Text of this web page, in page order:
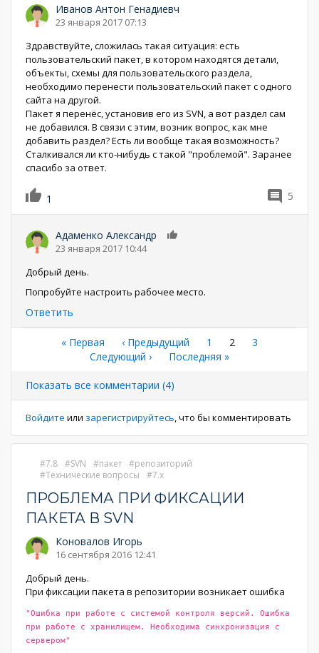
Иванов Антон Генадиевч
23 января 2017 07:13
Здравствуйте, сложилась такая ситуация: есть
пользовательский пакет, в котором находятся детали,
объекты, схемы для пользовательского раздела,
необходимо перенести пользовательский пакет с одного
сайта на другой.
Пакет я перенёс, установив его из SVN, а вот раздел сам
не добавился. В связи с этим, возник вопрос, как мне
добавить раздел? Есть ли вообще такая возможность?
Сталкивался ли кто-нибудь с такой "проблемой". Заранее
спасибо за ответ.
1 5
Адаменко Александр
23 января 2017 10:44
Добрый день.
Попробуйте настроить рабочее место.
Ответить
Нумерация
страниц
Первая
страница
« Первая ←
‹ Предыдущий Страница
1
Текущая
2 Страница
3
Следующая
Следующий ›
Последняя
Последняя »
Показать все комментарии (4)
Войдите или зарегистрируйтесь, что бы комментировать
7.8 SVN пакет
репозиторий
Технические вопросы
7.x
ПРОБЛЕМА ПРИ ФИКСАЦИИ
ПАКЕТА В SVN
Коновалов Игорь
16 сентября 2016 12:41
Добрый день.
При фиксации пакета в репозитории возникает ошибка
"Ошибка при работе с системой контроля версий. Ошибка
при работе с хранилищем. Необходима синхронизация с
сервером"